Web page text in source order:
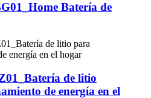
Batería de
de litio
de energía en el